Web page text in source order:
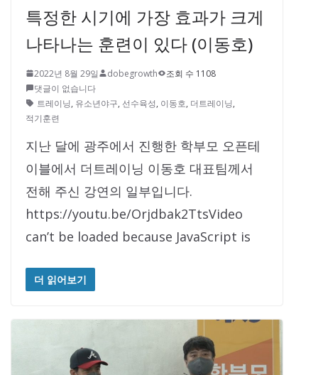
특정한 시기에 가장 효과가 크게
나타나는 훈련이 있다 (이동호)
2022년 8월 29일 dobegrowth
조회 수 1108
댓글이 없습니다
트레이닝, 유소년야구, 선수육성, 이동호, 더트레이닝,
적기훈련
지난 달에 광주에서 진행한 학부모 오픈테
이블에서 더트레이닝 이동호 대표팀께서
전해 주신 강연의 일부입니다.
https://youtu.be/Orjdbak2TtsVideo
can’t be loaded because JavaScript is
더 읽어보기